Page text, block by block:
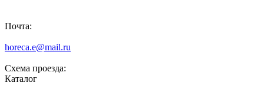
Почта:
horeca.e@mail.ru
Схема проезда:
Каталог